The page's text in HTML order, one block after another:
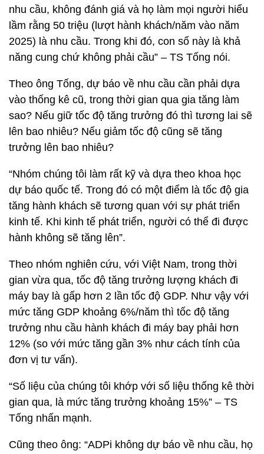
nhu cầu, không đánh giá và họ làm mọi người hiểu
lầm rằng 50 triệu (lượt hành khách/năm vào năm
2025) là nhu cầu. Trong khi đó, con số này là khả
năng cung chứ không phải cầu” – TS Tống nói.
Theo ông Tống, dự báo về nhu cầu cần phải dựa
vào thống kê cũ, trong thời gian qua gia tăng làm
sao? Nếu giữ tốc độ tăng trưởng đó thì tương lai sẽ
lên bao nhiêu? Nếu giảm tốc độ cũng sẽ tăng
trưởng lên bao nhiêu?
“Nhóm chúng tôi làm rất kỹ và dựa theo khoa học
dự báo quốc tế. Trong đó có một điểm là tốc độ gia
tăng hành khách sẽ tương quan với sự phát triển
kinh tế. Khi kinh tế phát triển, người có thể đi được
hành không sẽ tăng lên”.
Theo nhóm nghiên cứu, với Việt Nam, trong thời
gian vừa qua, tốc độ tăng trưởng lượng khách đi
máy bay là gấp hơn 2 lần tốc độ GDP. Như vậy với
mức tăng GDP khoảng 6%/năm thì tốc độ tăng
trưởng nhu cầu hành khách đi máy bay phải hơn
12% (so với mức tăng gần 3% như cách tính của
đơn vị tư vấn).
“Số liệu của chúng tôi khớp với số liệu thống kê thời
gian qua, là mức tăng trưởng khoảng 15%” – TS
Tống nhấn mạnh.
Cũng theo ông: “ADPi không dự báo về nhu cầu, họ